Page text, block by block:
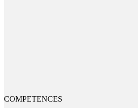
COMPETENCES